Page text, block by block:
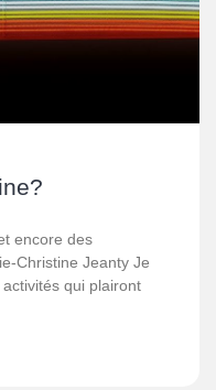
encore des
Christine Jeanty Je
qui plairont